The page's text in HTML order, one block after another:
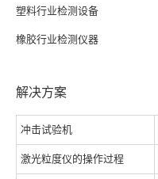
塑料行业检测设备
橡胶行业检测仪器
解决方案
冲击试验机
激光粒度仪的操作过程